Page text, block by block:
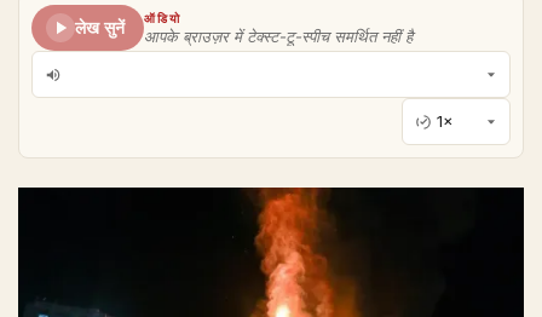
लेख सुनें
ऑडियो
आपके ब्राउज़र में टेक्स्ट-टू-स्पीच समर्थित नहीं है